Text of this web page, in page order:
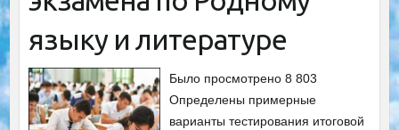
языку и литературе
Было просмотрено 8 803
Определены примерные
варианты тестирования итоговой